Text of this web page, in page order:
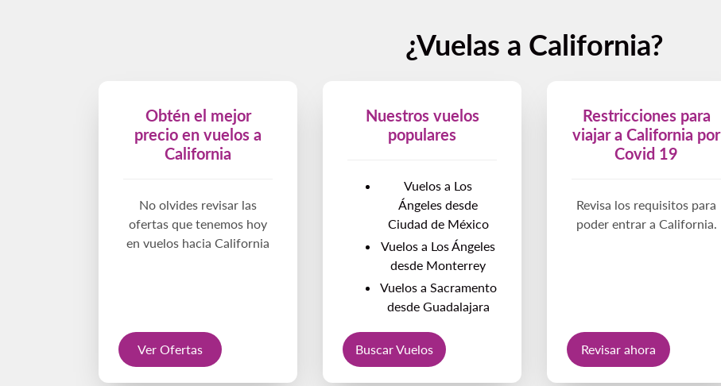
¿Vuelas a California?
Obtén el mejor
precio en vuelos a
California
No olvides revisar las
ofertas que tenemos hoy
en vuelos hacia California
Ver Ofertas
Nuestros vuelos
populares
Vuelos a Los
Ángeles desde
Ciudad de México
Vuelos a Los Ángeles
desde Monterrey
Vuelos a Sacramento
desde Guadalajara
Buscar Vuelos
Restricciones para
viajar a California por
Covid 19
Revisa los requisitos para
poder entrar a California.
Revisar ahora